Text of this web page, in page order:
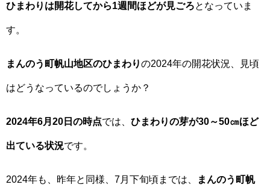
ひまわりは開花してから1週間ほどが見ごろ となっていま
す。
まんのう町帆山地区のひまわりの2024年の開花状況、見頃
はどうなっているのでしょうか？
2024年6月20日の時点では、 ひまわりの芽が30～50㎝ほど
出ている状況です。
2024年も、昨年と同様、7月下旬頃までは、 まんのう町帆